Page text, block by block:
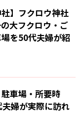
社】フクロウ神社
大フクロウ・ご
を50代夫婦が紹
駐車場・所要時
婦が実際に訪れ